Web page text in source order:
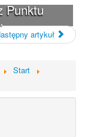
Punktu
artykuł
Start